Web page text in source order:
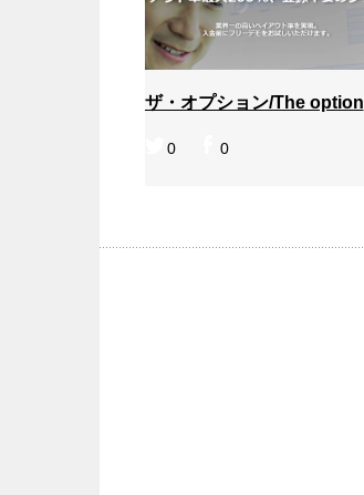
ザ・オプション/The option
0 0